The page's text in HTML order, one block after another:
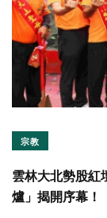
宗教
雲林大北勢股紅
爐」揭開序幕！